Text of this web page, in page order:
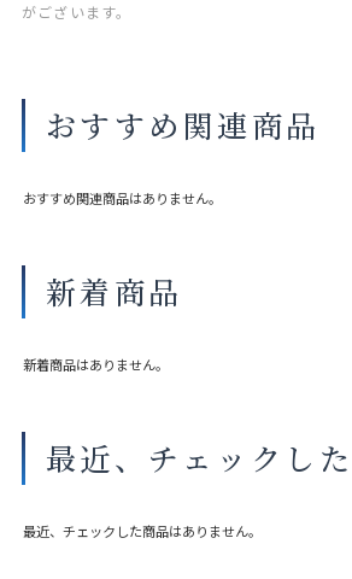
がございます。
おすすめ関連商品
おすすめ関連商品はありません。
新着商品
新着商品はありません。
最近、チェックし
最近、チェックした商品はありません。